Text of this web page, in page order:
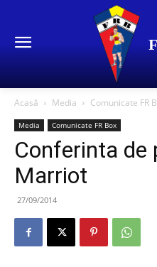
Acasă Media Comunicate FR
Media Comunicate FR Box
Conferinta de
Marriot
27/09/2014